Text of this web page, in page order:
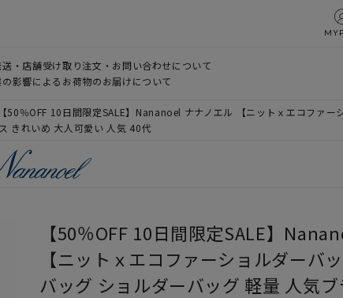
送・店舗受け取り注文・お問い合わせについて
の影響によるお荷物のお届けについて
【50％OFF 10日間限定SALE】Nananoel ナナノエル 【ニットｘエコファー
きれいめ 大人可愛い 人気 40代
【50％OFF 10日間限定SALE】
【ニットｘエコファーショルダーバ
バッグ ショルダーバッグ 軽量 人気